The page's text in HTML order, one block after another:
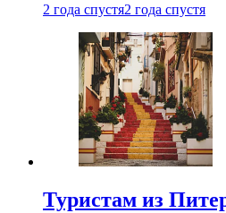
2 года спустя2 года спустя
Туристам из